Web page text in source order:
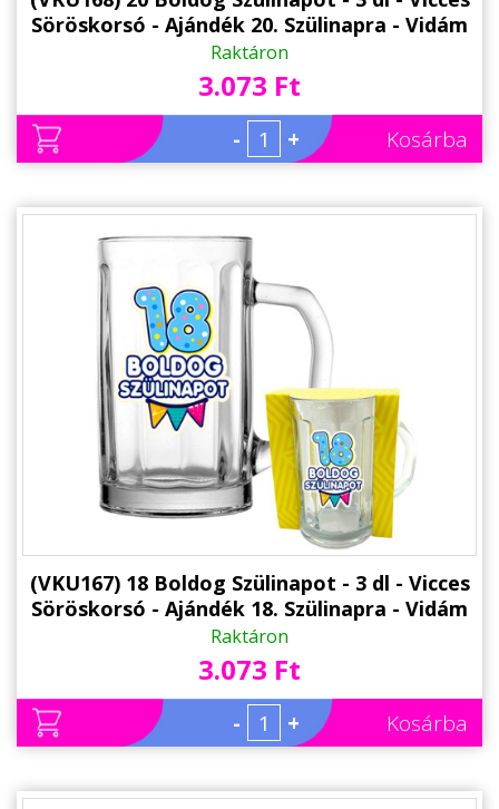
Söröskorsó - Ajándék 20. Szülinapra - Vidám
Szülinapi Ajándék
Raktáron
3.073 Ft
- + Kosárba
(VKU167) 18 Boldog Szülinapot - 3 dl - Vicces
Söröskorsó - Ajándék 18. Szülinapra - Vidám
Szülinapi Ajándék
Raktáron
3.073 Ft
- + Kosárba